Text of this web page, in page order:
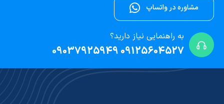
مشاوره در واتساپ
به راهنمایی نیاز دارید؟
09125604527 09037925949